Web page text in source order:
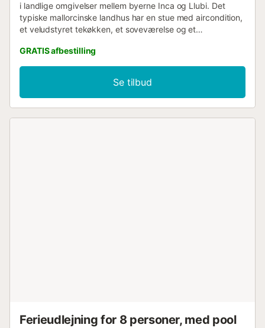
i landlige omgivelser mellem byerne Inca og Llubi. Det
typiske mallorcinske landhus har en stue med aircondition,
et veludstyret tekøkken, et soveværelse og et
omfatter Wi-Fi, en ekstra seng (på forespørgsel) og en
parkeringsplads. Når du er blevet kølet af i den 58 m²
store pool, kan du slappe af på liggestolene eller i
hængekøjen og derefter grille sammen om aftenen. Begge
byer ligger kun 10 minutter væk i bil og byder på butikker,
GRATIS afbestilling
Se tilbud
Ferieudlejning for 8 personer, med pool